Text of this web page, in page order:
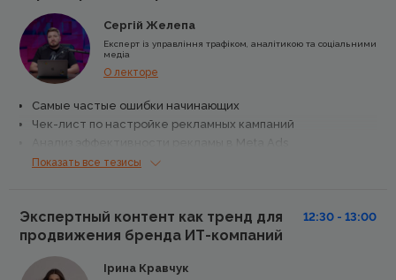
Сергій Желепа
Експерт із управління трафіком, аналітикою та соціальними
медіа
О лекторе
Самые частые ошибки начинающих
Чек-лист по настройке рекламных кампаний
Разбор кейсов
Показать все тезисы
Экспертный контент как тренд для
продвижения бренда ИТ-компаний
12:30 - 13:00
Ірина Кравчук